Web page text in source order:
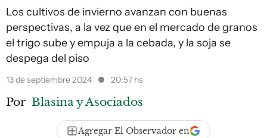
Los cultivos de invierno avanzan con buenas
perspectivas, a la vez que en el mercado de granos
el trigo sube y empuja a la cebada, y la soja se
despega del piso
13 de septiembre 2024 20:57 hs
Por Blasina y Asociados
Agregar El Observador en